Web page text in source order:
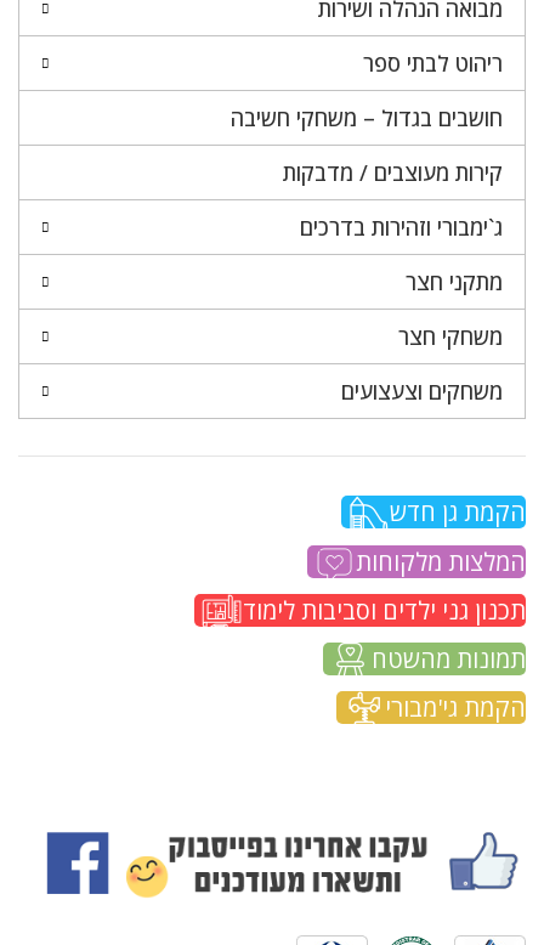
מבואה הנהלה ושירות
ריהוט לבתי ספר
חושבים בגדול – משחקי חשיבה
קירות מעוצבים / מדבקות
ג`ימבורי וזהירות בדרכים
מתקני חצר
משחקי חצר
משחקים וצעצועים
הקמת גן חדש
המלצות מלקוחות
תכנון גני ילדים וסביבות לימוד
תמונות מהשטח
הקמת גי'מבורי